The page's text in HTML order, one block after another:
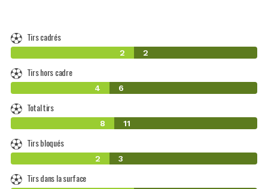
Tirs cadrés
2 2
Tirs hors cadre
4 6
Total tirs
8 11
Tirs bloqués
2 3
Tirs dans la surface